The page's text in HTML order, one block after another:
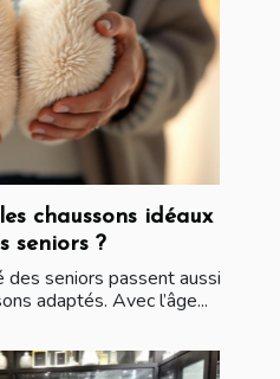
chaussons idéaux
seniors ?
seniors passent aussi
adaptés. Avec l’âge...